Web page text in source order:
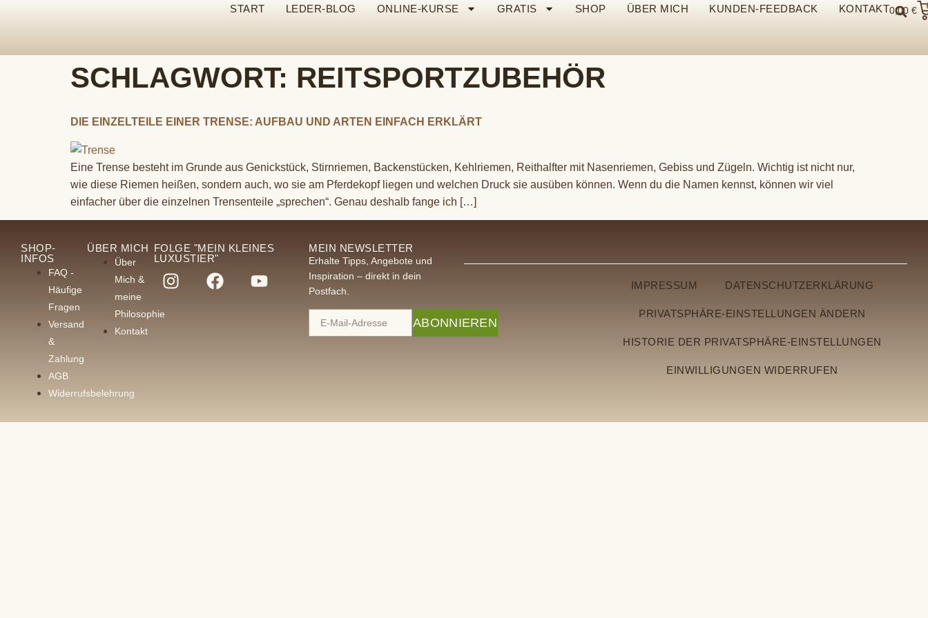
START LEDER-BLOG ONLINE-KURSE GRATIS SHOP ÜBER MICH KUNDEN-FEEDBACK KONTAKT0,00€
SCHLAGWORT: REITSPORTZUBEHÖR
DIE EINZELTEILE EINER TRENSE: AUFBAU UND ARTEN EINFACH ERKLÄRT
Eine Trense besteht im Grunde aus Genickstück, Stirnriemen, Backenstücken, Kehlriemen, Reithalfter mit Nasenriemen, Gebiss und Zügeln. Wichtig ist nicht nur,
wie diese Riemen heißen, sondern auch, wo sie am Pferdekopf liegen und welchen Druck sie ausüben können. Wenn du die Namen kennst, können wir viel
einfacher über die einzelnen Trensenteile „sprechen“. Genau deshalb fange ich […]
SHOP-
INFOS
FAQ -
Häufige
Fragen
Versand
&
Zahlung
AGB
Widerrufsbelehrung
ÜBER MICH
Über
Mich &
meine
Philosophie
Kontakt
FOLGE "MEIN KLEINES
LUXUSTIER"
MEIN NEWSLETTER
Erhalte Tipps, Angebote und
Inspiration – direkt in dein
Postfach.
ABONNIEREN
IMPRESSUM DATENSCHUTZERKLÄRUNG
PRIVATSPHÄRE-EINSTELLUNGEN ÄNDERN
HISTORIE DER PRIVATSPHÄRE-EINSTELLUNGEN
EINWILLIGUNGEN WIDERRUFEN